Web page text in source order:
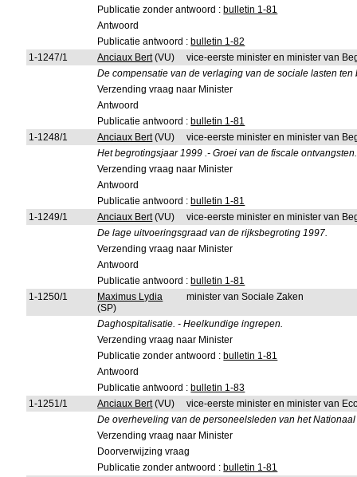
Publicatie zonder antwoord : bulletin 1-81
Antwoord
Publicatie antwoord : bulletin 1-82
1-1247/1
Anciaux Bert(VU)
vice-eerste minister en minister van
De compensatie van de verlaging van de sociale lasten
Verzending vraag naar Minister
Antwoord
Publicatie antwoord : bulletin 1-81
1-1248/1
Anciaux Bert(VU)
vice-eerste minister en minister van
Het begrotingsjaar 1999 .- Groei van de fiscale ontvangsten.
Verzending vraag naar Minister
Antwoord
Publicatie antwoord : bulletin 1-81
1-1249/1
Anciaux Bert(VU)
vice-eerste minister en minister van
De lage uitvoeringsgraad van de rijksbegroting 1997.
Verzending vraag naar Minister
Antwoord
Publicatie antwoord : bulletin 1-81
1-1250/1
Maximus Lydia
(SP)
minister van Sociale Zaken
Daghospitalisatie. - Heelkundige ingrepen.
Verzending vraag naar Minister
Publicatie zonder antwoord : bulletin 1-81
Antwoord
Publicatie antwoord : bulletin 1-83
1-1251/1
Anciaux Bert(VU)
vice-eerste minister en minister van
De overheveling van de personeelsleden van het
Verzending vraag naar Minister
Doorverwijzing vraag
Publicatie zonder antwoord : bulletin 1-81